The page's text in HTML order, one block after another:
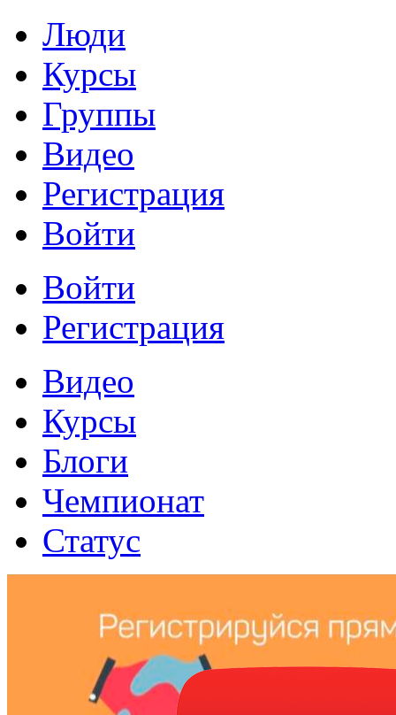
Люди
Курсы
Группы
Видео
Регистрация
Войти
Войти
Регистрация
Видео
Курсы
Блоги
Чемпионат
Статус